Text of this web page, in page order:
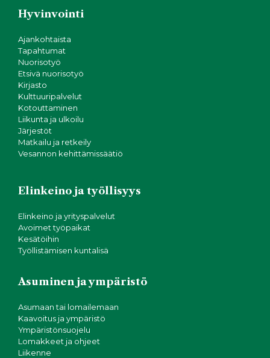
Hyvinvointi
Ajankohtaista
Tapahtumat
Nuorisotyö
Etsivä nuorisotyö
Kirjasto
Kulttuuripalvelut
Kotouttaminen
Liikunta ja ulkoilu
Järjestöt
Matkailu ja retkeily
Vesannon kehittämissäätiö
Elinkeino ja työllisyys
Elinkeino ja yrityspalvelut
Avoimet työpaikat
Kesätöihin
Työllistämisen kuntalisä
Asuminen ja ympäristö
Asumaan tai lomailemaan
Kaavoitus ja ympäristö
Ympäristönsuojelu
Lomakkeet ja ohjeet
Liikenne